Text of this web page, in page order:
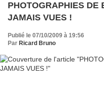
PHOTOGRAPHIES DE
JAMAIS VUES !
Publié le 07/10/2009 à 19:56
Par Ricard Bruno